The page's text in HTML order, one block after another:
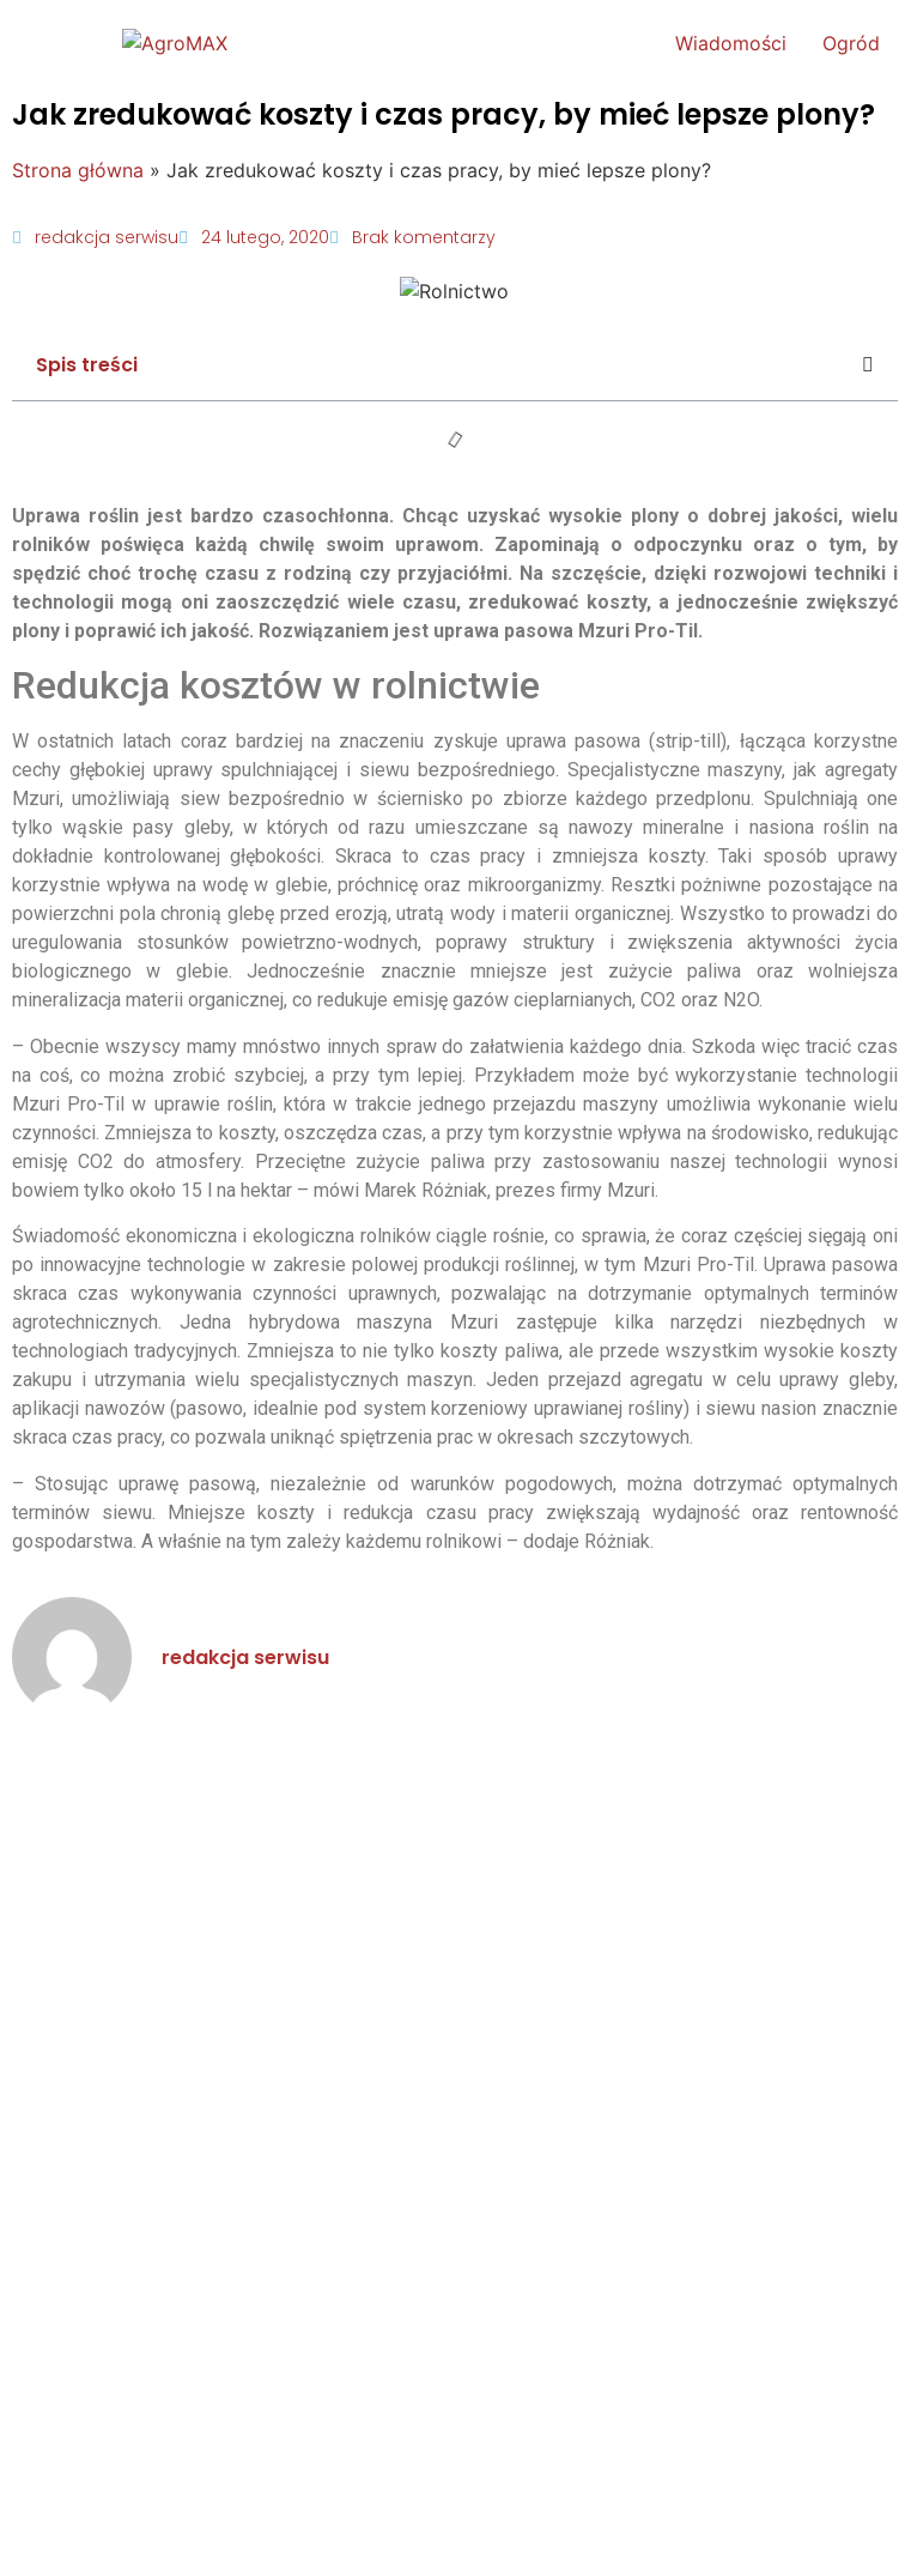
Wiadomości Ogród
Jak zredukować koszty i czas pracy, by mieć lepsze plony?
Strona główna » Jak zredukować koszty i czas pracy, by mieć lepsze plony?
redakcja serwisu 24 lutego, 2020 Brak komentarzy
Spis treści
Uprawa roślin jest bardzo czasochłonna. Chcąc uzyskać wysokie plony o dobrej jakości, wielu
rolników poświęca każdą chwilę swoim uprawom. Zapominają o odpoczynku oraz o tym, by
spędzić choć trochę czasu z rodziną czy przyjaciółmi. Na szczęście, dzięki rozwojowi techniki i
technologii mogą oni zaoszczędzić wiele czasu, zredukować koszty, a jednocześnie zwiększyć
plony i poprawić ich jakość. Rozwiązaniem jest uprawa pasowa Mzuri Pro-Til.
Redukcja kosztów w rolnictwie
W ostatnich latach coraz bardziej na znaczeniu zyskuje uprawa pasowa (strip-till), łącząca korzystne
cechy głębokiej uprawy spulchniającej i siewu bezpośredniego. Specjalistyczne maszyny, jak agregaty
Mzuri, umożliwiają siew bezpośrednio w ściernisko po zbiorze każdego przedplonu. Spulchniają one
tylko wąskie pasy gleby, w których od razu umieszczane są nawozy mineralne i nasiona roślin na
dokładnie kontrolowanej głębokości. Skraca to czas pracy i zmniejsza koszty. Taki sposób uprawy
korzystnie wpływa na wodę w glebie, próchnicę oraz mikroorganizmy. Resztki pożniwne pozostające na
powierzchni pola chronią glebę przed erozją, utratą wody i materii organicznej. Wszystko to prowadzi do
uregulowania stosunków powietrzno-wodnych, poprawy struktury i zwiększenia aktywności życia
biologicznego w glebie. Jednocześnie znacznie mniejsze jest zużycie paliwa oraz wolniejsza
mineralizacja materii organicznej, co redukuje emisję gazów cieplarnianych, CO2 oraz N2O.
– Obecnie wszyscy mamy mnóstwo innych spraw do załatwienia każdego dnia. Szkoda więc tracić czas
na coś, co można zrobić szybciej, a przy tym lepiej. Przykładem może być wykorzystanie technologii
Mzuri Pro-Til w uprawie roślin, która w trakcie jednego przejazdu maszyny umożliwia wykonanie wielu
czynności. Zmniejsza to koszty, oszczędza czas, a przy tym korzystnie wpływa na środowisko, redukując
emisję CO2 do atmosfery. Przeciętne zużycie paliwa przy zastosowaniu naszej technologii wynosi
bowiem tylko około 15 l na hektar – mówi Marek Różniak, prezes firmy Mzuri.
Świadomość ekonomiczna i ekologiczna rolników ciągle rośnie, co sprawia, że coraz częściej sięgają oni
po innowacyjne technologie w zakresie polowej produkcji roślinnej, w tym Mzuri Pro-Til. Uprawa pasowa
skraca czas wykonywania czynności uprawnych, pozwalając na dotrzymanie optymalnych terminów
agrotechnicznych. Jedna hybrydowa maszyna Mzuri zastępuje kilka narzędzi niezbędnych w
technologiach tradycyjnych. Zmniejsza to nie tylko koszty paliwa, ale przede wszystkim wysokie koszty
zakupu i utrzymania wielu specjalistycznych maszyn. Jeden przejazd agregatu w celu uprawy gleby,
aplikacji nawozów (pasowo, idealnie pod system korzeniowy uprawianej rośliny) i siewu nasion znacznie
skraca czas pracy, co pozwala uniknąć spiętrzenia prac w okresach szczytowych.
– Stosując uprawę pasową, niezależnie od warunków pogodowych, można dotrzymać optymalnych
terminów siewu. Mniejsze koszty i redukcja czasu pracy zwiększają wydajność oraz rentowność
gospodarstwa. A właśnie na tym zależy każdemu rolnikowi – dodaje Różniak.
redakcja serwisu